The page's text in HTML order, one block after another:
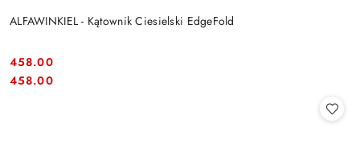
ALFAWINKIEL - Kątownik Ciesielski EdgeFold
Cena:
458.00
Cena:
458.00